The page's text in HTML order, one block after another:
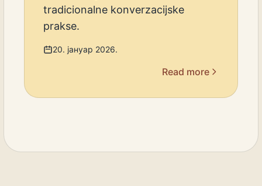
tradicionalne konverzacijske
prakse.
20. јануар 2026.
Read more